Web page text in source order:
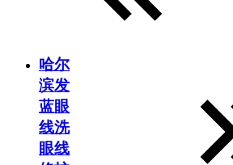
哈尔
滨发
蓝眼
线洗
眼线